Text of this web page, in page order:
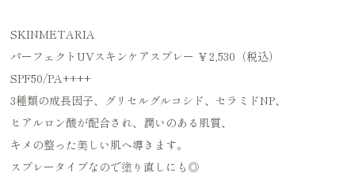
SKINMETARIA
パーフェクトUVスキンケアスプレー ￥2,530（税込）
SPF50/PA++++
3種類の成長因子、グリセルグルコシド、セラミドNP、
ヒアルロン酸が配合され、潤いのある肌質、
キメの整った美しい肌へ導きます。
スプレータイプなので塗り直しにも◎